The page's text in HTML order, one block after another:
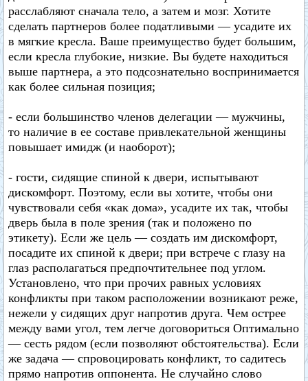
расслабляют сначала тело, а затем и мозг. Хотите
сделать партнеров более податливыми — усадите их
в мягкие кресла. Ваше преимущество будет большим,
если кресла глубокие, низкие. Вы будете находиться
выше партнера, а это подсознательно воспринимается
как более сильная позиция;
- если большинство членов делегации — мужчины,
то наличие в ее составе привлекательной женщины
повышает имидж (и наоборот);
- гости, сидящие спиной к двери, испытывают
дискомфорт. Поэтому, если вы хотите, чтобы они
чувствовали себя «как дома», усадите их так, чтобы
дверь была в поле зрения (так и положено по
этикету). Если же цель — создать им дискомфорт,
посадите их спиной к двери; при встрече с глазу на
глаз располагаться предпочтительнее под углом.
Установлено, что при прочих равных условиях
конфликты при таком расположении возникают реже,
нежели у сидящих друг напротив друга. Чем острее
между вами угол, тем легче договориться Оптимально
— сесть рядом (если позволяют обстоятельства). Если
же задача — спровоцировать конфликт, то садитесь
прямо напротив оппонента. Не случайно слово